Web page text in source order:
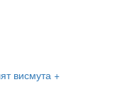
висмута +